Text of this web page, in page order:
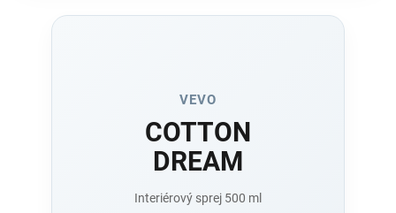
VEVO
COTTON
DREAM
Interiérový sprej 500 ml